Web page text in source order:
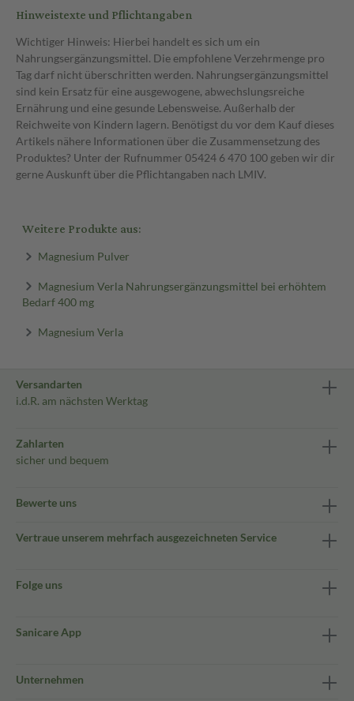
Hinweistexte und Pflichtangaben
Wichtiger Hinweis: Hierbei handelt es sich um ein
Nahrungsergänzungsmittel. Die empfohlene Verzehrmenge pro
Tag darf nicht überschritten werden. Nahrungsergänzungsmittel
sind kein Ersatz für eine ausgewogene, abwechslungsreiche
Ernährung und eine gesunde Lebensweise. Außerhalb der
Reichweite von Kindern lagern. Benötigst du vor dem Kauf dieses
Artikels nähere Informationen über die Zusammensetzung des
Produktes? Unter der Rufnummer 05424 6 470 100 geben wir dir
gerne Auskunft über die Pflichtangaben nach LMIV.
Weitere Produkte aus:
Magnesium Pulver
Magnesium Verla Nahrungsergänzungsmittel bei erhöhtem
Bedarf 400 mg
Magnesium Verla
Versandarten
i.d.R. am nächsten Werktag
Zahlarten
sicher und bequem
Bewerte uns
Vertraue unserem mehrfach ausgezeichneten Service
Folge uns
Sanicare App
Unternehmen